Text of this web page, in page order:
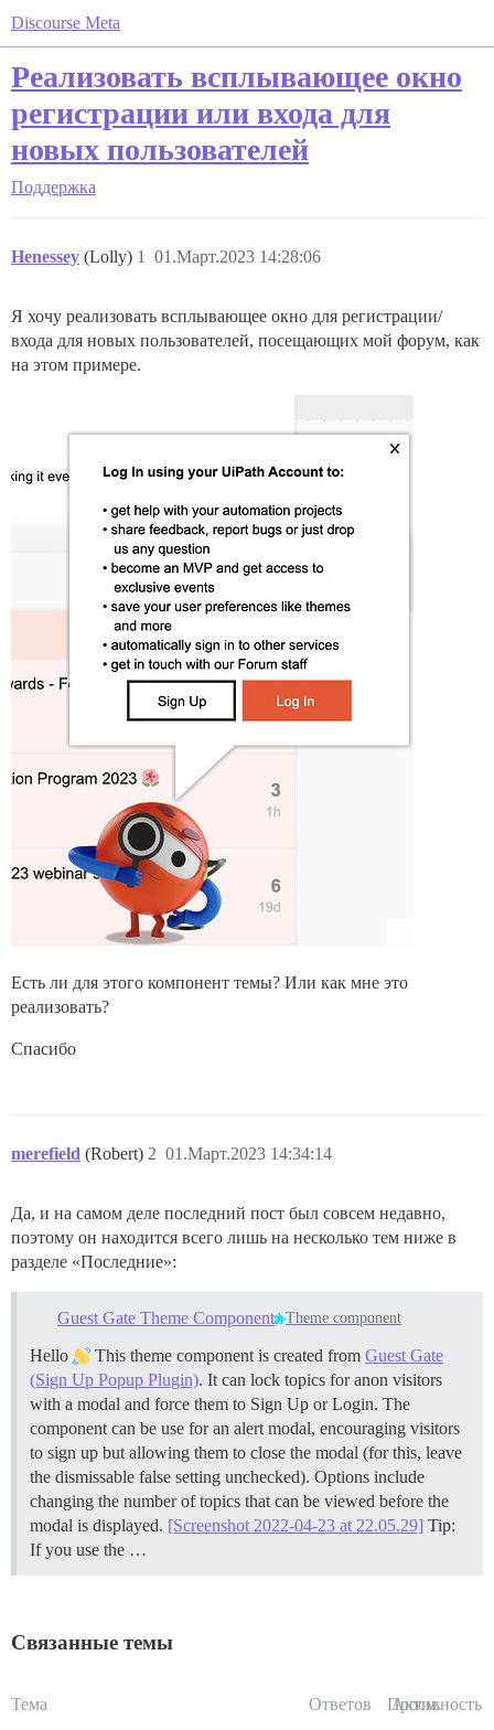
Discourse Meta
Реализовать всплывающее окно
регистрации или входа для
новых пользователей
Поддержка
Henessey (Lolly) 01.Март.2023 14:28:06
1
Я хочу реализовать всплывающее окно для регистрации/
входа для новых пользователей, посещающих мой форум, как
на этом примере.
Есть ли для этого компонент темы? Или как мне это
реализовать?
Спасибо
merefield (Robert) 01.Март.2023 14:34:14
2
Да, и на самом деле последний пост был совсем недавно,
поэтому он находится всего лишь на несколько тем ниже в
разделе «Последние»:
Guest Gate Theme Component Theme component
Hello This theme component is created from Guest Gate
(Sign Up Popup Plugin). It can lock topics for anon visitors
with a modal and force them to Sign Up or Login. The
component can be use for an alert modal, encouraging visitors
to sign up but allowing them to close the modal (for this, leave
the dismissable false setting unchecked). Options include
changing the number of topics that can be viewed before the
modal is displayed. [Screenshot 2022-04-23 at 22.05.29] Tip:
If you use the …
Связанные темы
Тема Ответов Просм.
Активность